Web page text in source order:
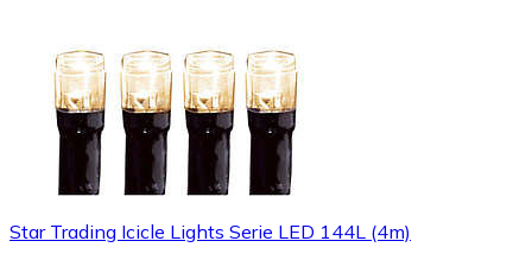
Star Trading Icicle Lights Serie LED 144L (4m)